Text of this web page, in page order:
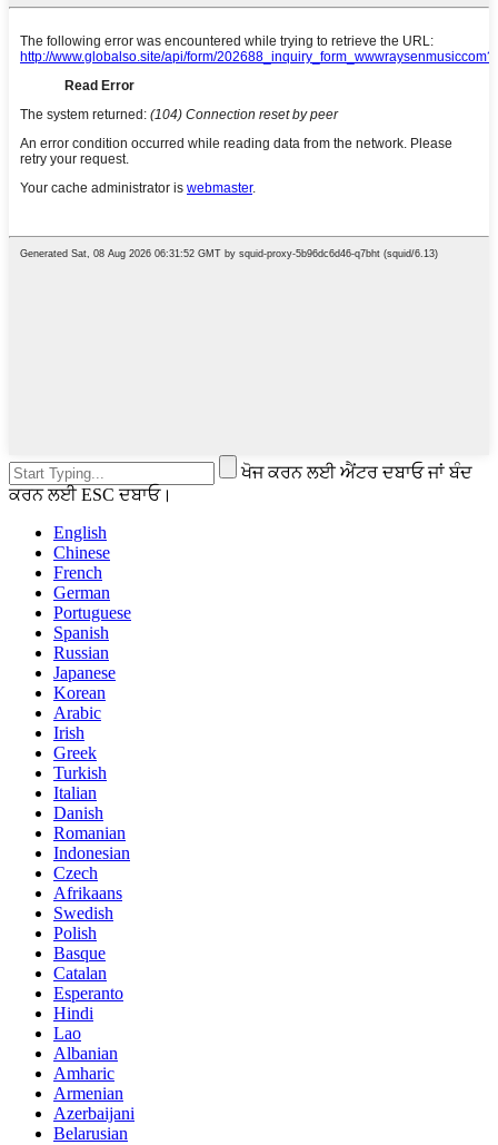
ਖੋਜ ਕਰਨ ਲਈ ਐਂਟਰ ਦਬਾਓ ਜਾਂ ਬੰਦ
ਕਰਨ ਲਈ ESC ਦਬਾਓ।
English
Chinese
French
German
Portuguese
Spanish
Russian
Japanese
Korean
Arabic
Irish
Greek
Turkish
Italian
Danish
Romanian
Indonesian
Czech
Afrikaans
Swedish
Polish
Basque
Catalan
Esperanto
Hindi
Lao
Albanian
Amharic
Armenian
Azerbaijani
Belarusian